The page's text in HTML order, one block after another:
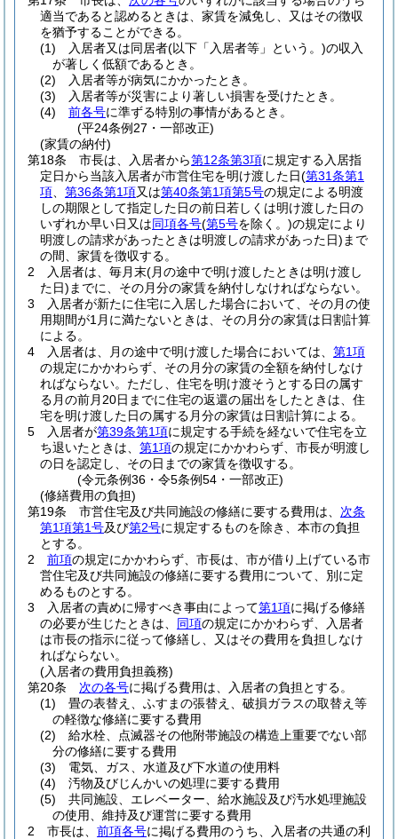
適当であると認めるときは、家賃を減免し、又はその徴収
を猶予することができる。
(1)
入居者又は同居者(以下「入居者等」という。)の収入
が著しく低額であるとき。
(2)
入居者等が病気にかかったとき。
(3)
入居者等が災害により著しい損害を受けたとき。
(4)
前各号に準ずる特別の事情があるとき。
(平24条例27・一部改正)
(家賃の納付)
第18条
市長は、入居者から第12条第3項に規定する入居指
定日から当該入居者が市営住宅を明け渡した日(第31条第1
項
第36条第1項又は第40条第1項第5号の規定による明渡
しの期限として指定した日の前日若しくは明け渡した日の
いずれか早い日又は同項各号(第5号を除く。)の規定により
明渡しの請求があったときは明渡しの請求があった日) まで
の間、家賃を徴収する。
2
入居者は、毎月末(月の途中で明け渡したときは明け渡し
た日) までに、その月分の家賃を納付しなければならない。
3
入居者が新たに住宅に入居した場合において、その月の使
用期間が1月に満たないときは、その月分の家賃は日割計算
による。
4
入居者は、月の途中で明け渡した場合においては、 第1項
の規定にかかわらず、その月分の家賃の全額を納付しなけ
ればならない。 ただし、住宅を明け渡そうとする日の属す
る月の前月20日までに住宅の返還の届出をしたときは、住
宅を明け渡した日の属する月分の家賃は日割計算による。
5
入居者が第39条第1項に規定する手続を経ないで住宅を立
ち退いたときは、 第1項の規定にかかわらず、市長が明渡し
の日を認定し、その日までの家賃を徴収する。
(令元条例36・令5条例54・一部改正)
(修繕費用の負担)
第19条
市営住宅及び共同施設の修繕に要する費用は、 次条
第1項第1号及び第2号に規定するものを除き、本市の負担
とする。
2
前項の規定にかかわらず、市長は、市が借り上げている市
営住宅及び共同施設の修繕に要する費用について、別に定
めるものとする。
3
入居者の責めに帰すべき事由によって第1項に掲げる修繕
の必要が生じたときは、 同項の規定にかかわらず、入居者
は市長の指示に従って修繕し、又はその費用を負担しなけ
ればならない。
(入居者の費用負担義務)
第20条
次の各号に掲げる費用は、入居者の負担とする。
(1)
畳の表替え、ふすまの張替え、破損ガラスの取替え等
の軽徴な修繕に要する費用
(2)
給水栓、点滅器その他附帯施設の構造上重要でない部
分の修繕に要する費用
(3)
電気、ガス、水道及び下水道の使用料
(4)
汚物及びじんかいの処理に要する費用
(5)
共同施設、エレベーター、給水施設及び汚水処理施設
の使用、維持及び運営に要する費用
2
市長は、 前項各号に掲げる費用のうち、入居者の共通の利